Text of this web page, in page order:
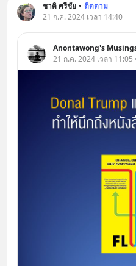
ชาติ ศรีชัย • ติดตาม
21 ก.ค. 2024 เวลา 14:40
Anontawong's
21 ก.ค. 2024 เวลา